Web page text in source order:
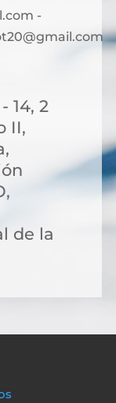
-
14, 2
II,
de la